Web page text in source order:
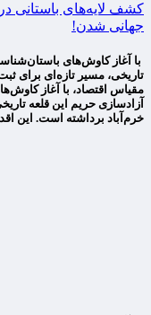
کشف لایه‌های باستانی در
جهانی شدن!
با آغاز کاوش‌های
تاریخی، مسیر تازه‌ای برای
مقیاس اقتصاد، با آغاز
آزادسازی حریم این قلعه
خرم‌آباد برداشته است. این